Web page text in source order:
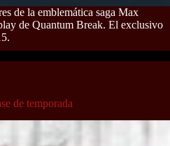
de la emblemática saga Max
de Quantum Break. El exclusivo
de temporada